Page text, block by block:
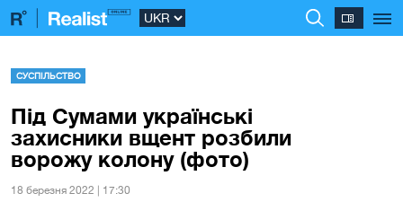
СУСПІЛЬСТВО
Під Сумами українські
захисники вщент розбили
ворожу колону (фото)
18 березня 2022 | 17:30